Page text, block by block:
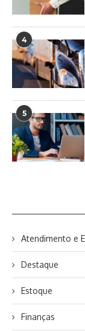
4
5
Atendimento e
Destaque
Estoque
Finanças